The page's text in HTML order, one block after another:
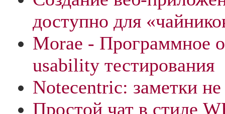
доступно для
Morae - Программное
usability тестирования
Notecentric: заметки не
Простой чат в стиле